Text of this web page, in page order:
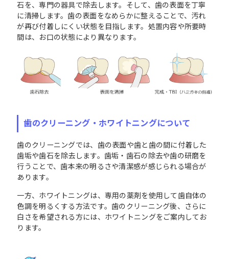
石を、専門の器具で除去します。そして、歯の表面を丁寧
に清掃します。歯の表面をなめらかに整えることで、汚れ
が再び付着しにくい状態を目指します。処置内容や所要時
間は、お口の状態により異なります。
歯のクリーニング・ホワイトニングについて
歯のクリーニングでは、歯の表面や歯と歯の間に付着した
歯垢や歯石を除去します。歯垢・歯石の除去や歯の研磨を
行うことで、歯本来の明るさや清潔感が感じられる場合が
あります。
一方、ホワイトニングは、専用の薬剤を使用して歯自体の
色調を明るくする方法です。歯のクリーニング後、さらに
白さを希望される方には、ホワイトニングをご案内してお
ります。